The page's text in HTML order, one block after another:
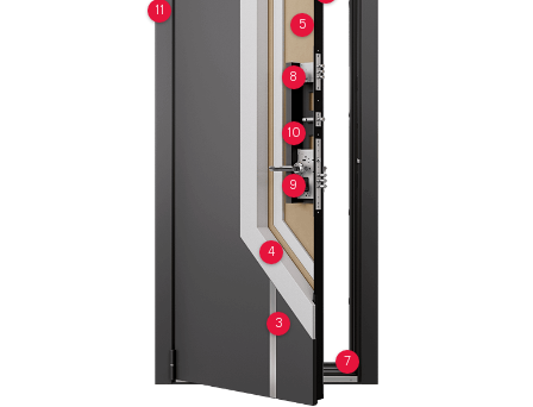
3
4
5
7
8
9
10
11